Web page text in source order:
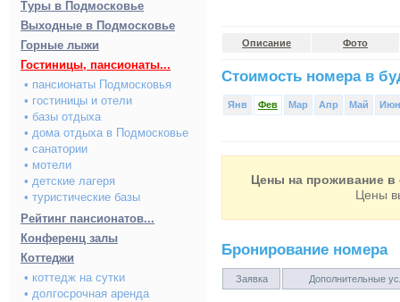
Туры в Подмосковье
Выходные в Подмосковье
Горные лыжи
Гостиницы, пансионаты...
• пансионаты Подмосковья
• гостиницы и отели
• базы отдыха
• дома отдыха в Подмосковье
• санатории
• мотели
• детские лагеря
• туристические базы
Рейтинг пансионатов...
Конференц залы
Коттеджи
• коттедж на сутки
• долгосрочная аренда
Описание Фото
Стоимость номера в
Янв Фев Мар Апр Май Июн
Цены на проживание в
Цены
Бронирование номера
Заявка Дополнительные